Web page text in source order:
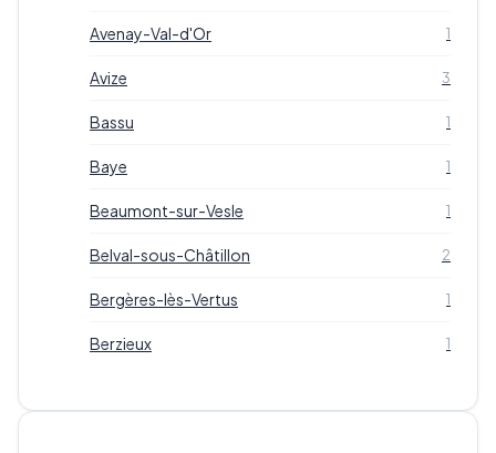
Avenay-Val-d'Or 1
Avize 3
Bassu 1
Baye 1
Beaumont-sur-Vesle 1
Belval-sous-Châtillon 2
Bergères-lès-Vertus 1
Berzieux 1